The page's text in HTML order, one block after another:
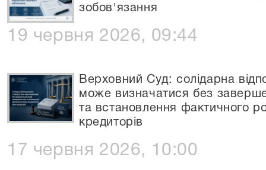
зобов'язання
19 червня 2026, 09:44
Верховний Суд: солідарна
може визначатися без
та встановлення фактичного
кредиторів
17 червня 2026, 10:00